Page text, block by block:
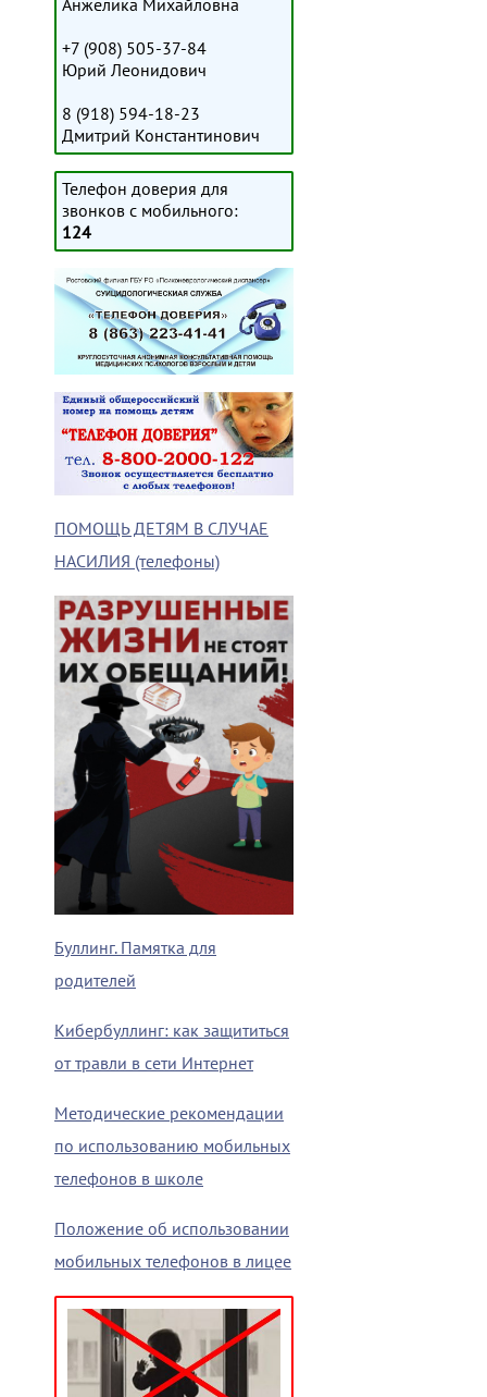
Анжелика Михайловна
+7 (908) 505-37-84
Юрий Леонидович
8 (918) 594-18-23
Дмитрий Константинович
Телефон доверия для
звонков с мобильного:
124
ПОМОЩЬ ДЕТЯМ В СЛУЧАЕ
НАСИЛИЯ (телефоны)
Буллинг. Памятка для
родителей
Кибербуллинг: как защититься
от травли в сети Интернет
Методические рекомендации
по использованию мобильных
телефонов в школе
Положение об использовании
мобильных телефонов в лицее